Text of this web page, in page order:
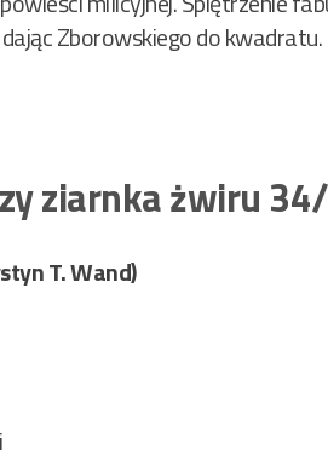
Zborowskiego do kwadratu.
ziarnka żwiru
T. Wand)